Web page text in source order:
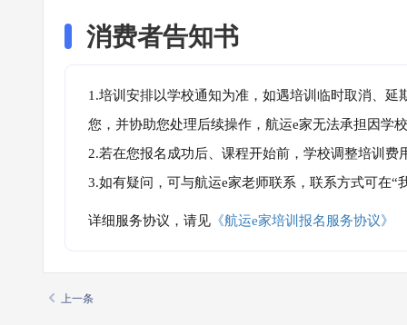
消费者告知书
1.培训安排以学校通知为准，如遇培训临时取消、
您，并协助您处理后续操作，航运e家无法承担因学
2.若在您报名成功后、课程开始前，学校调整培训
3.如有疑问，可与航运e家老师联系，联系方式可在
详细服务协议，请见 《航运e家培训报名服务协议》
上一条